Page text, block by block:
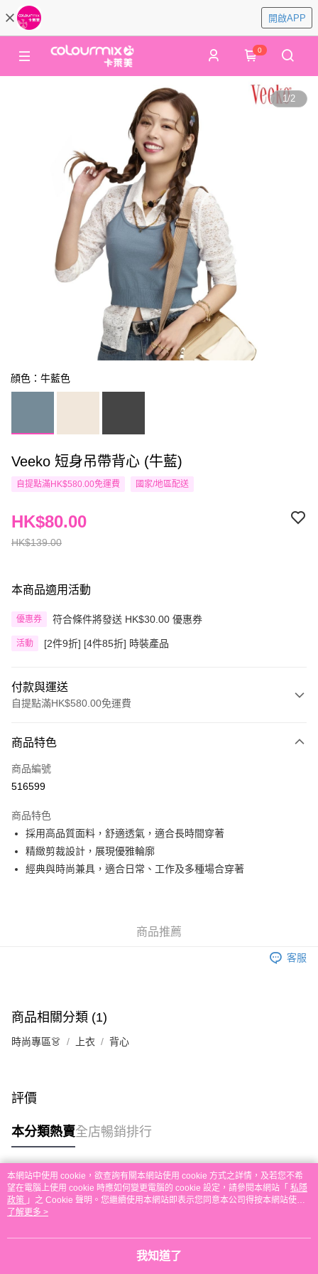
開啟APP
0
1/2
顔色：牛藍色
Veeko 短身吊帶背心 (牛藍)
自提點滿HK$580.00免運費 國家/地區配送
HK$139.00
HK$80.00
本商品適用活動
優惠券 符合條件將發送 HK$30.00 優惠券
活動 [2件9折] [4件85折] 時裝產品
付款與運送
自提點滿HK$580.00免運費
信用卡
Apple Pay
AlipayHK
PayMe
eshop@colourmix-cosmetics.com** **我們不會處理沒有提供存款單據的訂
每筆HK$30.00，滿HK$580.00或以上免運費
每筆HK$30.00，滿HK$580.00或以上免運費
免運費
其他地區配送 運費表
商品特色
商品編號
516599
商品特色
採用高品質面料，舒適透氣，適合長時間穿著
精緻剪裁設計，展現優雅輪廓
經典與時尚兼具，適合日常、工作及多種場合穿著
商品推薦
客服
商品相關分類 (1)
時尚專區👗 上衣 背心
評價
本分類熱賣全店暢銷排行
熱門標籤
熱銷排行
本網站中使用 cookie，欲查詢有關本網站使用 cookie 方式之詳情，及若您不希
望在電腦上使用 cookie 時應如何變更電腦的 cookie 設定，請參閱本網站「 私隱
政策 」之 Cookie 聲明。您繼續使用本網站即表示您同意本公司得按本網站使用
條款之 Cookie 聲明使用 cookie。
了解更多 >
我知道了